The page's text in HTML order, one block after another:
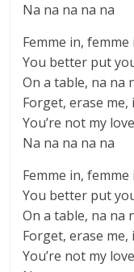
Na na na na na
Femme in, femme
You better put
On a table, na na
Forget, erase me,
You’re not my
Na na na na na
Femme in, femme
You better put
On a table, na na
Forget, erase me,
You’re not my